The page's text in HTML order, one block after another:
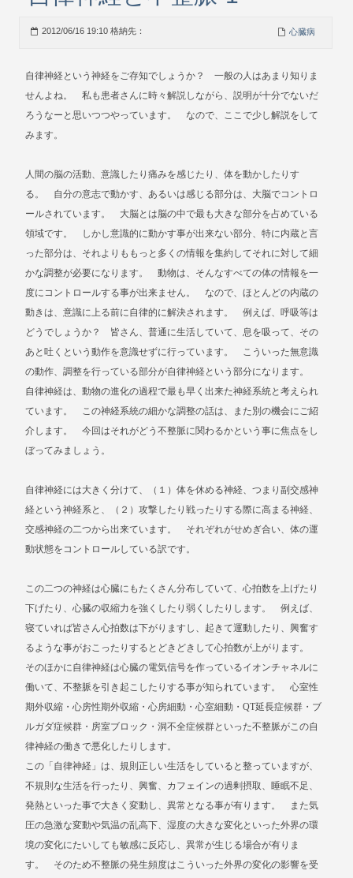
2012/06/16 19:10 格納先： 心臓病
自律神経という神経をご存知でしょうか？ 一般の人はあまり知りま
せんよね。 私も患者さんに時々解説しながら、説明が十分でないだ
ろうなーと思いつつやっています。 なので、ここで少し解説をして
みます。
人間の脳の活動、意識したり痛みを感じたり、体を動かしたりす
る。 自分の意志で動かす、あるいは感じる部分は、大脳でコントロ
ールされています。 大脳とは脳の中で最も大きな部分を占めている
領域です。 しかし意識的に動かす事が出来ない部分、特に内蔵と言
った部分は、それよりももっと多くの情報を集約してそれに対して細
かな調整が必要になります。 動物は、そんなすべての体の情報を一
度にコントロールする事が出来ません。 なので、ほとんどの内蔵の
動きは、意識に上る前に自律的に解決されます。 例えば、呼吸等は
どうでしょうか？ 皆さん、普通に生活していて、息を吸って、その
あと吐くという動作を意識せずに行っています。 こういった無意識
の動作、調整を行っている部分が自律神経という部分になります。
自律神経は、動物の進化の過程で最も早く出来た神経系統と考えられ
ています。 この神経系統の細かな調整の話は、また別の機会にご紹
介します。 今回はそれがどう不整脈に関わるかという事に焦点をし
ぼってみましょう。
自律神経には大きく分けて、（１）体を休める神経、つまり副交感神
経という神経系と、（２）攻撃したり戦ったりする際に高まる神経、
交感神経の二つから出来ています。 それぞれがせめぎ合い、体の運
動状態をコントロールしている訳です。
この二つの神経は心臓にもたくさん分布していて、心拍数を上げたり
下げたり、心臓の収縮力を強くしたり弱くしたりします。 例えば、
寝ていれば皆さん心拍数は下がりますし、起きて運動したり、興奮す
るような事がおこったりするとどきどきして心拍数が上がります。
そのほかに自律神経は心臓の電気信号を作っているイオンチャネルに
働いて、不整脈を引き起こしたりする事が知られています。 心室性
期外収縮・心房性期外収縮・心房細動・心室細動・QT延長症候群・ブ
ルガダ症候群・房室ブロック・洞不全症候群といった不整脈がこの自
律神経の働きで悪化したりします。
この「自律神経」は、規則正しい生活をしていると整っていますが、
不規則な生活を行ったり、興奮、カフェインの過剰摂取、睡眠不足、
発熱といった事で大きく変動し、異常となる事が有ります。 また気
圧の急激な変動や気温の乱高下、湿度の大きな変化といった外界の環
境の変化にたいしても敏感に反応し、異常が生じる場合が有りま
す。 そのため不整脈の発生頻度はこういった外界の変化の影響を受